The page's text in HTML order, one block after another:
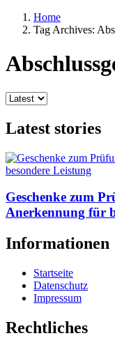
Home
Tag Archives:
Latest stories
Geschenke zum
Anerkennung für
Informationen
Startseite
Datenschutz
Impressum
Rechtliches